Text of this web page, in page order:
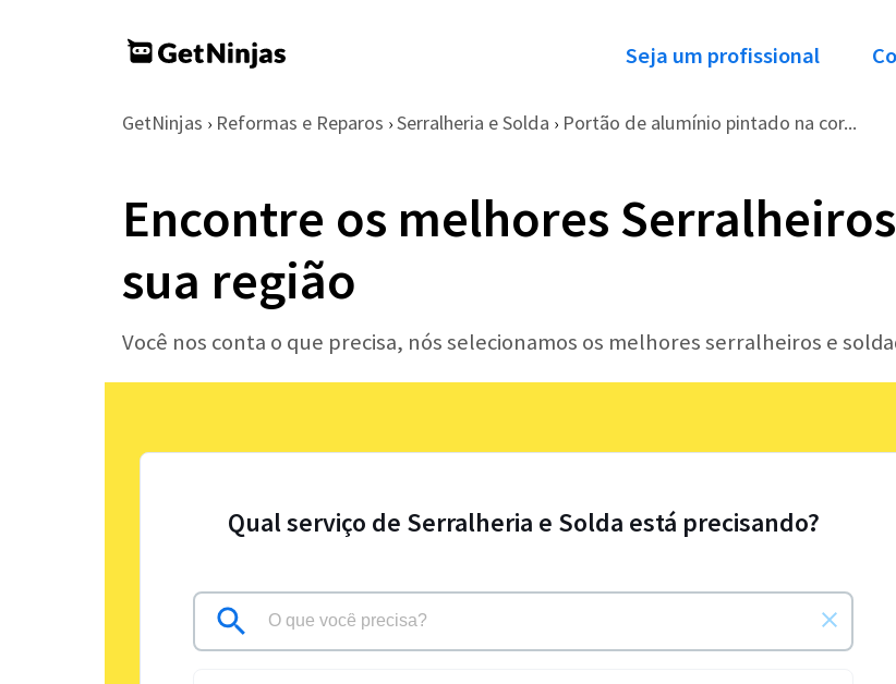
Seja um profissional
GetNinjas › Reformas e Reparos › Serralheria e Solda › Portão de alumínio pintado na cor...
Encontre os melhores
sua região
Você nos conta o que precisa, nós selecionamos os melhores serralheiros e
Qual serviço de Serralheria e Solda está precisando?